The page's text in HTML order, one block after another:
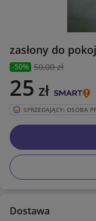
zasłony do
-50% 50,00 zł
25 zł
SPRZEDAJĄCY: OSOBA
Dostawa